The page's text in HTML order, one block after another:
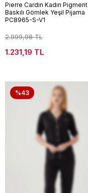
Pierre Cardin Kadın Pigment
Baskılı Gömlek Yeşil Pijama
PC8965-S-V1
2.999,98 TL
1.231,19 TL
%43